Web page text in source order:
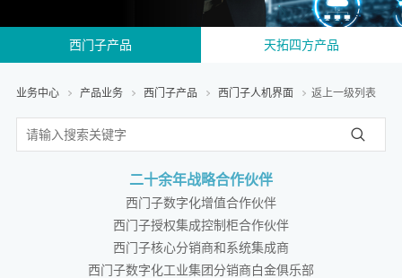
西门子产品 天拓四方产品
业务中心 产品业务 西门子产品 西门子人机界面 返上一级列表
二十余年战略合作伙伴
西门子数字化增值合作伙伴
西门子授权集成控制柜合作伙伴
西门子核心分销商和系统集成商
西门子数字化工业集团分销商白金俱乐部